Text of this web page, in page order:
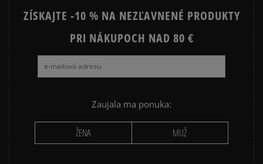
ZÍSKAJTE -10 % NA NEZĽAVNENÉ PRODUKTY
PRI NÁKUPOCH NAD 80 €
Zaujala ma ponuka:
ŽENA MUŽ